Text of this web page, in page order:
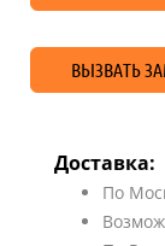
ВЫЗВАТЬ
Доставка:
По